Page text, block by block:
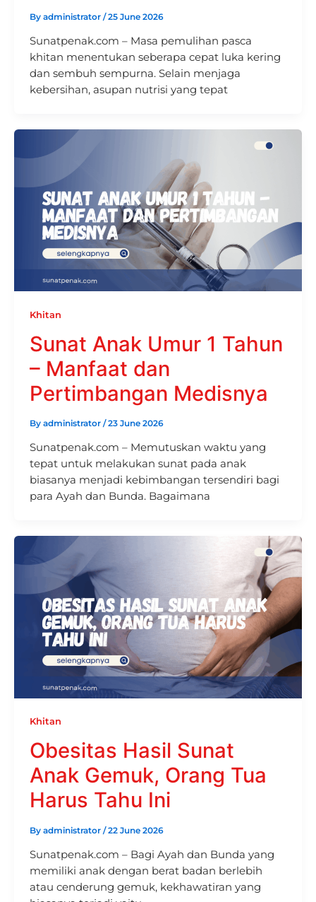
By administrator /25 June 2026
Sunatpenak.com – Masa pemulihan pasca
khitan menentukan seberapa cepat luka kering
dan sembuh sempurna. Selain menjaga
kebersihan, asupan nutrisi yang tepat
Khitan
Sunat Anak Umur 1 Tahun
– Manfaat dan
Pertimbangan Medisnya
By administrator /23 June 2026
Sunatpenak.com – Memutuskan waktu yang
tepat untuk melakukan sunat pada anak
biasanya menjadi kebimbangan tersendiri bagi
para Ayah dan Bunda. Bagaimana
Khitan
Obesitas Hasil Sunat
Anak Gemuk, Orang Tua
Harus Tahu Ini
By administrator /22 June 2026
Sunatpenak.com – Bagi Ayah dan Bunda yang
memiliki anak dengan berat badan berlebih
atau cenderung gemuk, kekhawatiran yang